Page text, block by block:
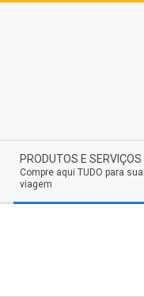
Navigation
Menu
PRODUTOS E SERVIÇOS
Compre aqui TUDO para sua
viagem